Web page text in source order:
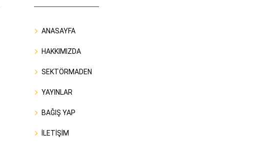
ANASAYFA
HAKKIMIZDA
SEKTÖRMADEN
YAYINLAR
BAĞIŞ YAP
İLETİŞİM